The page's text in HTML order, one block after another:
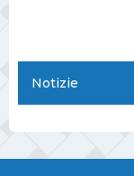
Notizie